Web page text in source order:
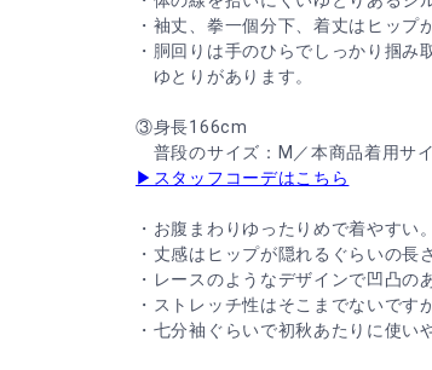
・袖丈、拳一個分下、着丈はヒップ
・胴回りは手のひらでしっかり掴み
ゆとりがあります。
③身長166cm
普段のサイズ：M／本商品着用サ
▶スタッフコーデはこちら
・お腹まわりゆったりめで着やすい。
・丈感はヒップが隠れるぐらいの長
・レースのようなデザインで凹凸の
・ストレッチ性はそこまでないです
・七分袖ぐらいで初秋あたりに使い